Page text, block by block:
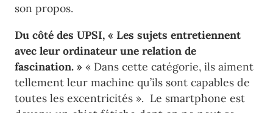
son propos.
Du côté des UPSI, « Les sujets entretiennent
avec leur ordinateur une relation de
fascination. » « Dans cette catégorie, ils aiment
tellement leur machine qu’ils sont capables de
toutes les excentricités ». Le smartphone est